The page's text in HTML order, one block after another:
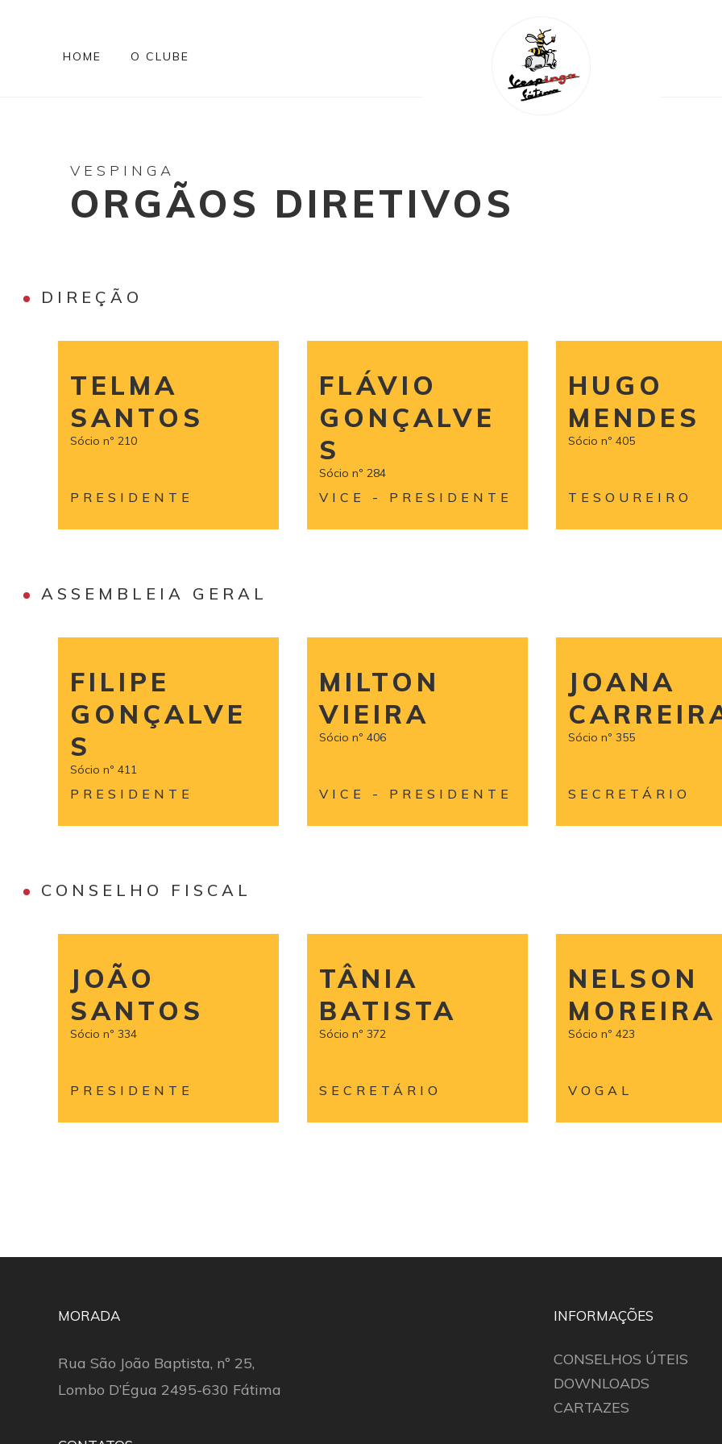
HOME O CLUBE
VESPINGA
ORGÃOS DIRETIVOS
DIREÇÃO
TELMA
SANTOS
Sócio nº 210
PRESIDENTE
FLÁVIO
GONÇALVE
S
Sócio nº 284
VICE - PRESIDENTE
HUGO
MENDES
Sócio nº 405
TESOUREIRO
ASSEMBLEIA GERAL
FILIPE
GONÇALVE
S
Sócio nº 411
PRESIDENTE
MILTON
VIEIRA
Sócio nº 406
VICE - PRESIDENTE
JOANA
Sócio nº 355
SECRETÁRIO
CONSELHO FISCAL
JOÃO
SANTOS
Sócio nº 334
PRESIDENTE
TÂNIA
BATISTA
Sócio nº 372
SECRETÁRIO
NELSON
MOREIRA
Sócio nº 423
VOGAL
MORADA
Rua São João Baptista, nº 25,
Lombo D’Égua 2495-630 Fátima
INFORMAÇÕES
CONSELHOS ÚTEIS
DOWNLOADS
CARTAZES